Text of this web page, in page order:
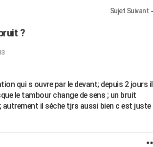
Sujet Suivant
?
qui s ouvre par le devant; depuis 2 jours il
le tambour change de sens ; un bruit
il séche tjrs aussi bien c est juste